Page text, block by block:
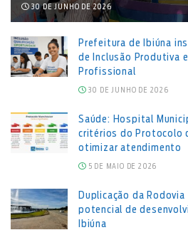
30 DE JUNHO DE 2026
Prefeitura de Ibiúna
de Inclusão Produtiva
Profissional
30 DE JUNHO DE 2026
Saúde: Hospital
critérios do Protocolo
otimizar atendimento
5 DE MAIO DE 2026
Duplicação da
potencial de
Ibiúna